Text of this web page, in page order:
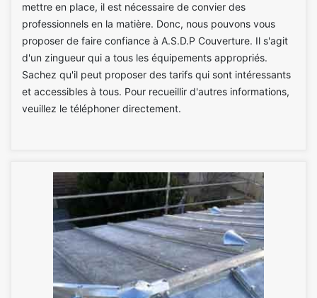
mettre en place, il est nécessaire de convier des
professionnels en la matière. Donc, nous pouvons vous
proposer de faire confiance à A.S.D.P Couverture. Il s'agit
d'un zingueur qui a tous les équipements appropriés.
Sachez qu'il peut proposer des tarifs qui sont intéressants
et accessibles à tous. Pour recueillir d'autres informations,
veuillez le téléphoner directement.